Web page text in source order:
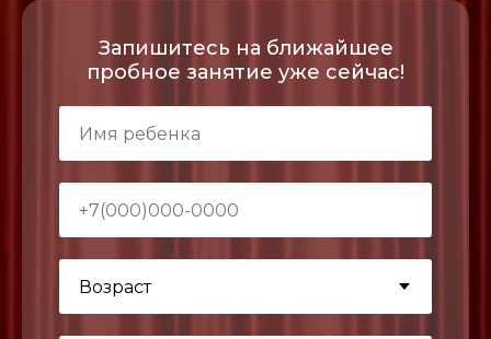
Запишитесь на ближайшее
пробное занятие уже сейчас!